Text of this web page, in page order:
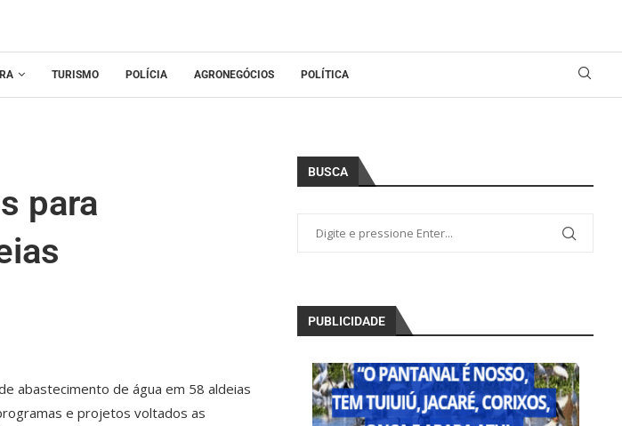
TURISMO POLÍCIA AGRONEGÓCIOS POLÍTICA
para
abastecimento de água em 58 aldeias
e projetos voltados as
BUSCA
PUBLICIDADE